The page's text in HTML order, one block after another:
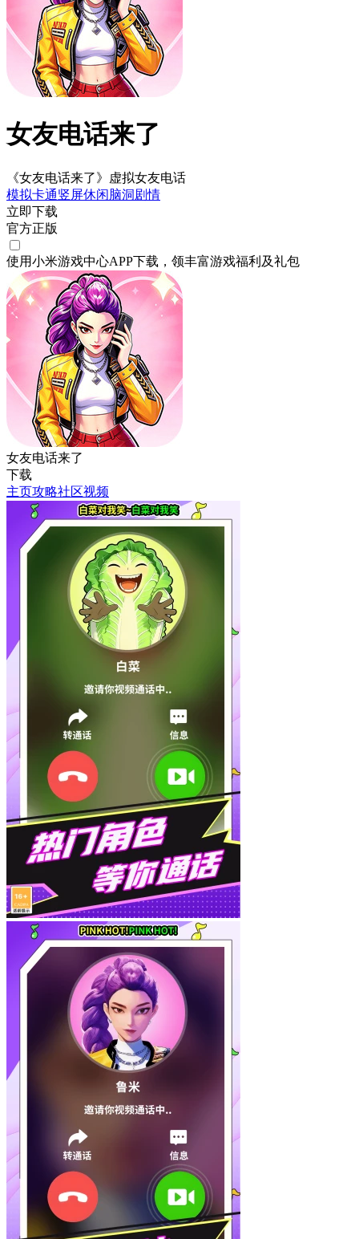
女友电话来了
《女友电话来了》虚拟女友电话
模拟卡通竖屏休闲脑洞剧情
立即下载
官方正版
使用小米游戏中心APP下载 ，领丰富游戏福利 及礼包
女友电话来了
下载
主页攻略社区视频